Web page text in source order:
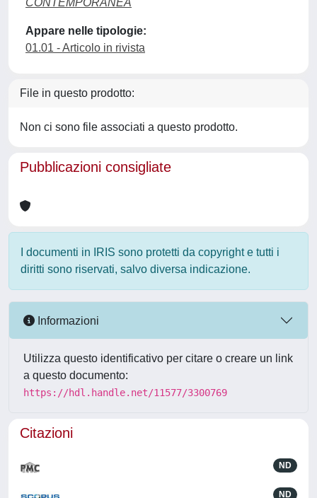
CONTEMPORANEA
Appare nelle tipologie:
01.01 - Articolo in rivista
File in questo prodotto:
Non ci sono file associati a questo prodotto.
Pubblicazioni consigliate
I documenti in IRIS sono protetti da copyright e tutti i
diritti sono riservati, salvo diversa indicazione.
Informazioni
Utilizza questo identificativo per citare o creare un link
a questo documento:
https://hdl.handle.net/11577/3300769
Citazioni
ND
ND